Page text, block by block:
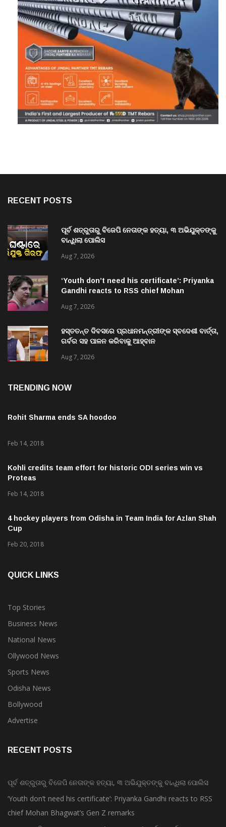
RECENT POSTS
ପୂର୍ବ ଶତ୍ରୁତାରୁ ବିଜେପି ନେତାଙ୍କ ହତ୍ୟା, ୩ ଅଭିଯୁକ୍ତଙ୍କୁ
ବାନ୍ଧିଲା ପୋଲିସ
Aug 7, 2026
‘Youth don’t need his certificate’: Priyanka
Gandhi reacts to RSS chief Mohan
Aug 7, 2026
ହସ୍ତତନ୍ତ ଦିବସରେ ପ୍ରଧାନମନ୍ତ୍ରୀଙ୍କ ସ୍ବଦେଶୀ ବାର୍ତ୍ତା,
ଗର୍ବର ସହ ପାଳନ କରିବାକୁ ଆହ୍ବାନ
Aug 7, 2026
TRENDING NOW
Rohit Sharma ends SA hoodoo
Feb 14, 2018
Kohli credits team effort for historic ODI series win vs
Proteas
Feb 14, 2018
4 hockey players from Odisha in Team India for Azlan Shah
Cup
Feb 20, 2018
QUICK LINKS
Top Stories
Business News
National News
Ollywood News
Sports News
Odisha News
Bollywood
Advertise
RECENT POSTS
ପୂର୍ବ ଶତ୍ରୁତାରୁ ବିଜେପି ନେତାଙ୍କ ହତ୍ୟା, ୩ ଅଭିଯୁକ୍ତଙ୍କୁ ବାନ୍ଧିଲା ପୋଲିସ
‘Youth don’t need his certificate’: Priyanka Gandhi reacts to RSS
chief Mohan Bhagwat’s Gen Z remarks